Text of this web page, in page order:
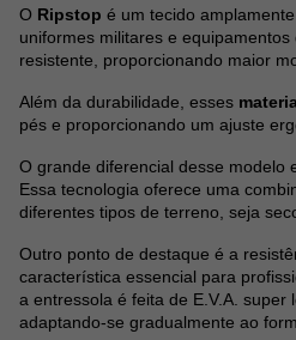
O Ripstop é um tecido
uniformes militares e
resistente, proporcionando maior
Além da durabilidade, esses
pés e proporcionando um ajuste
O grande diferencial desse modelo
Essa tecnologia oferece uma
diferentes tipos de terreno, seja
Outro ponto de destaque é a
característica essencial para
a entressola é feita de E.V.A.
adaptando-se gradualmente ao